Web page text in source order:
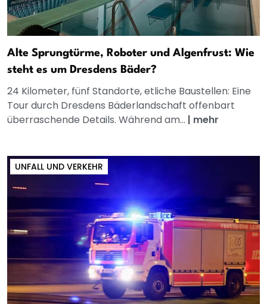
Alte Sprungtürme, Roboter und Algenfrust: Wie
steht es um Dresdens Bäder?
24 Kilometer, fünf Standorte, etliche Baustellen: Eine
Tour durch Dresdens Bäderlandschaft offenbart
überraschende Details. Während am... | mehr
UNFALL UND VERKEHR